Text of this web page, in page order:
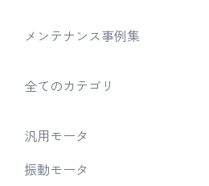
メンテナンス事例集
全てのカテゴリ
汎用モータ
振動モータ